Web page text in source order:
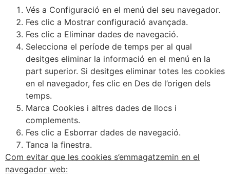
Vés a Configuració en el menú del seu navegador.
Fes clic a Mostrar configuració avançada.
Fes clic a Eliminar dades de navegació.
Selecciona el període de temps per al qual
desitges eliminar la informació en el menú en la
part superior. Si desitges eliminar totes les cookies
en el navegador, fes clic en Des de l’origen dels
temps.
Marca Cookies i altres dades de llocs i
complements.
Fes clic a Esborrar dades de navegació.
Tanca la finestra.
Com evitar que les cookies s’emmagatzemin en el
navegador web: